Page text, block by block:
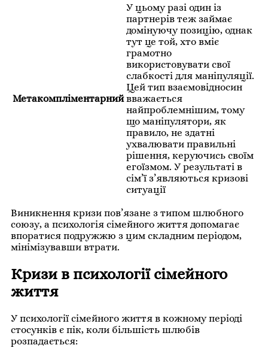
Метакомпліментарний
У цьому разі один із
партнерів теж займає
домінуючу позицію, однак
тут це той, хто вміє
грамотно
використовувати свої
слабкості для маніпуляції.
Цей тип взаємовідносин
вважається
найпроблемнішим, тому
що маніпулятори, як
правило, не здатні
ухвалювати правильні
рішення, керуючись своїм
егоїзмом. У результаті в
сім’ї з’являються кризові
ситуації
Виникнення кризи пов’язане з типом шлюбного
союзу, а психологія сімейного життя допомагає
впоратися подружжю з цим складним періодом,
мінімізувавши втрати.
Кризи в психології сімейного
життя
У психології сімейного життя в кожному періоді
стосунків є пік, коли більшість шлюбів
розпадається: